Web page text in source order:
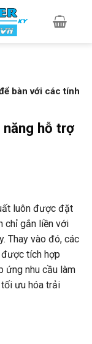
bàn với các tính
hỗ trợ
luôn được đặt
chỉ gắn liền với
Thay vào đó, các
tích hợp
ứng nhu cầu làm
ưu hóa trải